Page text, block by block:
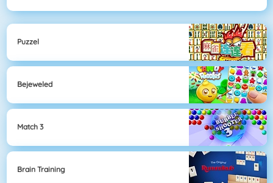
Puzzel
Bejeweled
Match 3
Brain Training